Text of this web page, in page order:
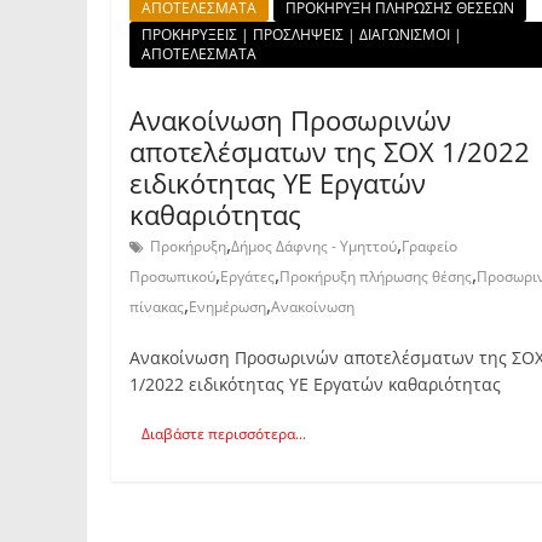
ΑΠΟΤΕΛΕΣΜΑΤΑ
ΠΡΟΚΗΡΥΞΗ ΠΛΗΡΩΣΗΣ ΘΕΣΕΩΝ
ΠΡΟΚΗΡΥΞΕΙΣ | ΠΡΟΣΛΗΨΕΙΣ | ΔΙΑΓΩΝΙΣΜΟΙ |
ΑΠΟΤΕΛΕΣΜΑΤΑ
Ανακοίνωση Προσωρινών
αποτελέσματων της ΣΟΧ 1/2022
ειδικότητας ΥΕ Εργατών
καθαριότητας
Προκήρυξη,Δήμος Δάφνης - Υμηττού,Γραφείο
Προσωπικού,Εργάτες,Προκήρυξη πλήρωσης θέσης,
πίνακας,Ενημέρωση,Ανακοίνωση
Ανακοίνωση Προσωρινών αποτελέσματων της
1/2022 ειδικότητας ΥΕ Εργατών καθαριότητας
Διαβάστε περισσότερα...